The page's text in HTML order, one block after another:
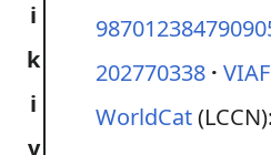
202770338 VIAF
WorldCat(LCCN):